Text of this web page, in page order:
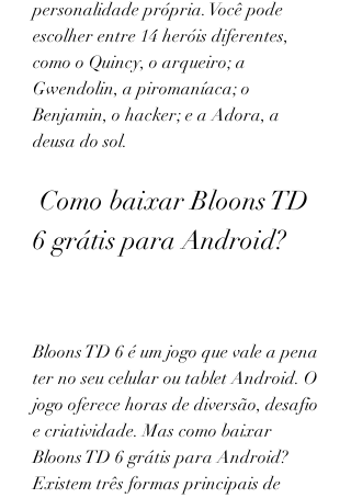
personalidade própria. Você pode
escolher entre 14 heróis diferentes,
como o Quincy, o arqueiro; a
Gwendolin, a piromaníaca; o
Benjamin, o hacker; e a Adora, a
deusa do sol.
6 grátis para Android?
Bloons TD 6 é um jogo que vale a pena
ter no seu celular ou tablet Android. O
jogo oferece horas de diversão, desafio
e criatividade. Mas como baixar
Bloons TD 6 grátis para Android?
Existem três formas principais de